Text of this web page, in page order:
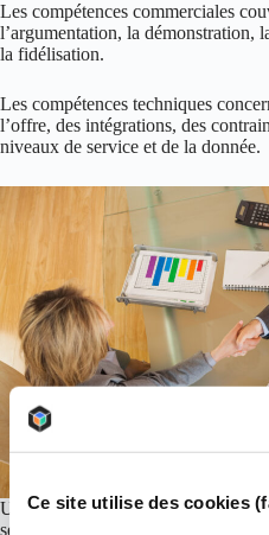
Ce site utilise des cookies
Les compétences commerciales
l’argumentation, la démonstration,
la fidélisation.
Les compétences techniques
l’offre, des intégrations, des
niveaux de service et de la donnée.
Un profil complet associe ces deux
service d’un portefeuille client